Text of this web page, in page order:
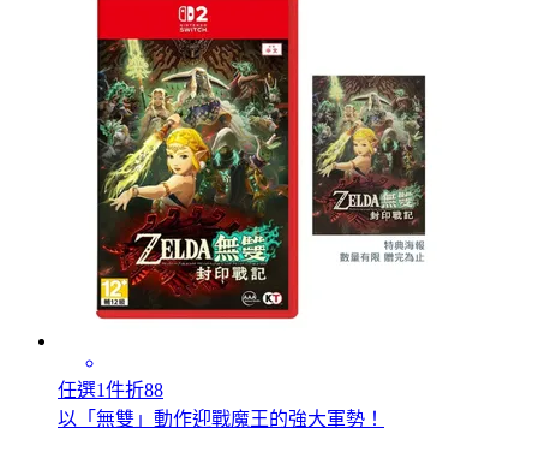
任選1件折88
以「無雙」動作迎戰魔王的強大軍勢！